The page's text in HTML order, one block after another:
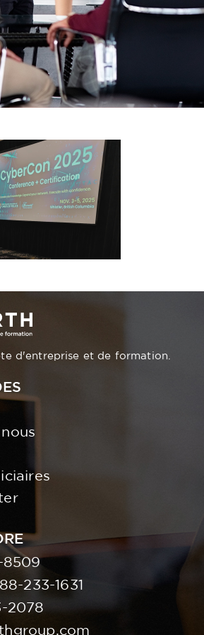
d'entreprise et de formation.
8509
233-1631
2078